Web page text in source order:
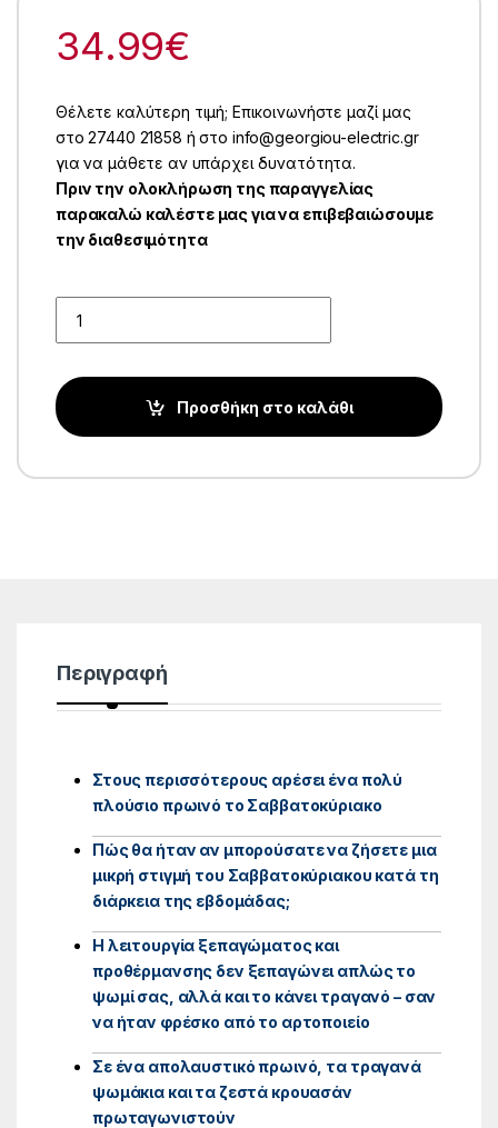
34.99€
Θέλετε καλύτερη τιμή; Επικοινωνήστε μαζί μας
στο 27440 21858 ή στο info@georgiou-electric.gr
για να μάθετε αν υπάρχει δυνατότητα.
Πριν την ολοκλήρωση της παραγγελίας
παρακαλώ καλέστε μας για να επιβεβαιώσουμε
την διαθεσιμότητα
Προσθήκη στο καλάθι
Περιγραφή
Στους περισσότερους αρέσει ένα πολύ
πλούσιο πρωινό το Σαββατοκύριακο
Πώς θα ήταν αν μπορούσατε να ζήσετε μια
μικρή στιγμή του Σαββατοκύριακου κατά τη
διάρκεια της εβδομάδας;
Η λειτουργία ξεπαγώματος και
προθέρμανσης δεν ξεπαγώνει απλώς το
ψωμί σας, αλλά και το κάνει τραγανό – σαν
να ήταν φρέσκο ​​από το αρτοποιείο
Σε ένα απολαυστικό πρωινό, τα τραγανά
ψωμάκια και τα ζεστά κρουασάν
πρωταγωνιστούν